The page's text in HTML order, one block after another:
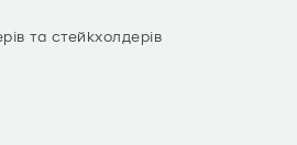
та стейкхолдерів